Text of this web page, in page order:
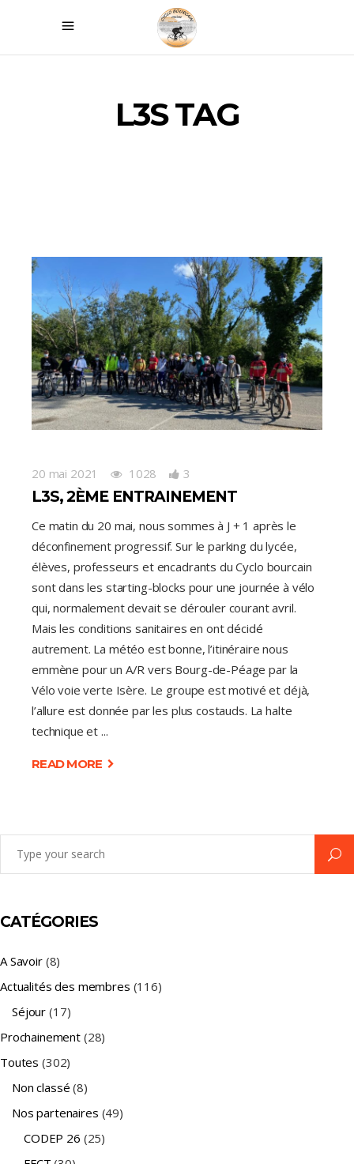
L3S TAG
20 mai 2021 1028 3
L3S, 2ÈME ENTRAINEMENT
Ce matin du 20 mai, nous sommes à J + 1 après le
déconfinement progressif. Sur le parking du lycée,
élèves, professeurs et encadrants du Cyclo bourcain
sont dans les starting-blocks pour une journée à vélo
qui, normalement devait se dérouler courant avril.
Mais les conditions sanitaires en ont décidé
autrement. La météo est bonne, l’itinéraire nous
emmène pour un A/R vers Bourg-de-Péage par la
Vélo voie verte Isère. Le groupe est motivé et déjà,
l’allure est donnée par les plus costauds. La halte
technique et
READ MORE
CATÉGORIES
A Savoir(8)
Actualités des membres (116)
Séjour (17)
Prochainement (28)
Toutes (302)
Non classé (8)
Nos partenaires (49)
CODEP 26 (25)